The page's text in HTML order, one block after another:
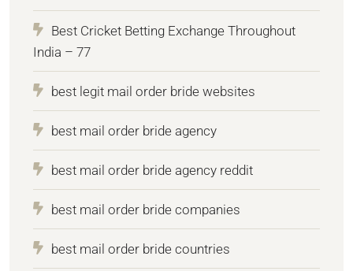
Best Cricket Betting Exchange Throughout
India – 77
best legit mail order bride websites
best mail order bride agency
best mail order bride agency reddit
best mail order bride companies
best mail order bride countries